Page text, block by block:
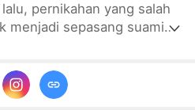
pernikahan yang salah
menjadi sepasang suami
dia mengajukan cerai dan
Dia balas dendam